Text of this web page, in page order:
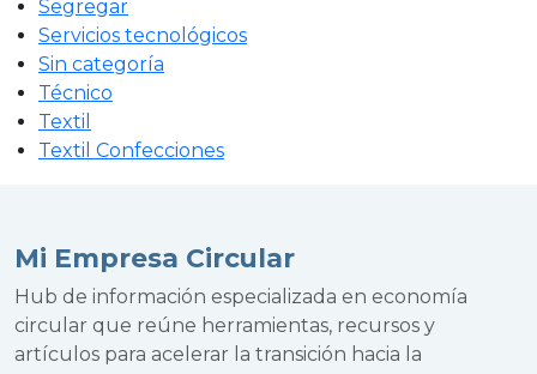
Segregar
Servicios tecnológicos
Sin categoría
Técnico
Textil
Textil Confecciones
Mi Empresa Circular
Hub de información especializada en economía
circular que reúne herramientas, recursos y
artículos para acelerar la transición hacia la